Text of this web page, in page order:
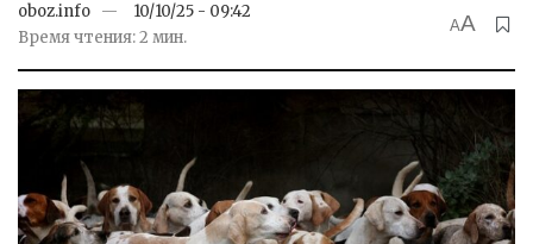
oboz.info
10/10/25 - 09:42
Время чтения: 2 мин.
AA